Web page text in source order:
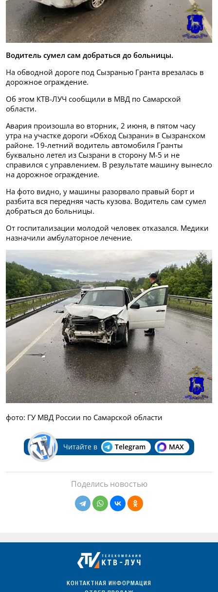
Водитель сумел сам добраться до больницы.
На обводной дороге под Сызранью Гранта врезалась в
дорожное ограждение.
Об этом КТВ-ЛУЧ сообщили в МВД по Самарской
области.
Авария произошла во вторник, 2 июня, в пятом часу
утра на участке дороги «Обход Сызрани» в Сызранском
районе. 19-летний водитель автомобиля Гранты
буквально летел из Сызрани в сторону М-5 и не
справился с управлением. В результате машину вынесло
на дорожное ограждение.
На фото видно, у машины разорвало правый борт и
разбита вся передняя часть кузова. Водитель сам сумел
добраться до больницы.
От госпитализации молодой человек отказался. Медики
назначили амбулаторное лечение.
фото: ГУ МВД России по Самарской области
Читайте в Telegram MAX
Поделись новостью
КОНТАКТНАЯ ИНФОРМАЦИЯ